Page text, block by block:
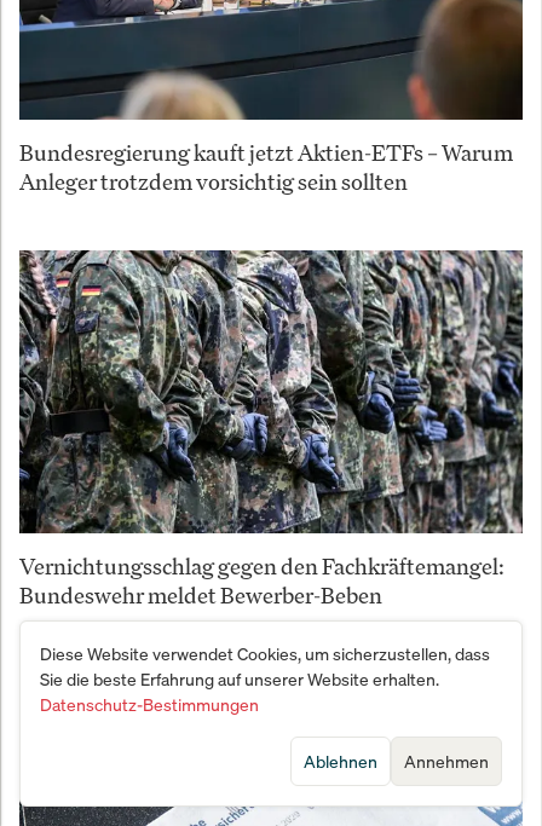
Bundesregierung kauft jetzt Aktien-ETFs – Warum
Anleger trotzdem vorsichtig sein sollten
Vernichtungsschlag gegen den Fachkräftemangel:
Bundeswehr meldet Bewerber-Beben
Diese Website verwendet Cookies, um sicherzustellen, dass
Sie die beste Erfahrung auf unserer Website erhalten.
Datenschutz-Bestimmungen
Annehmen
Ablehnen